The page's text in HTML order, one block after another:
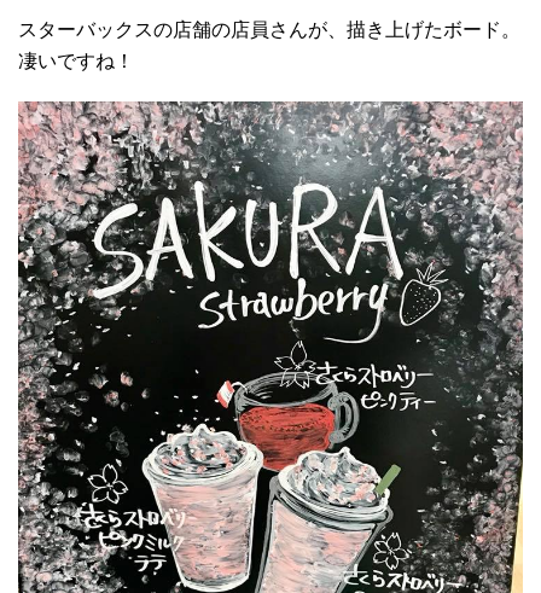
スターバックスの店舗の店員さんが、描き上げたボード。
凄いですね！